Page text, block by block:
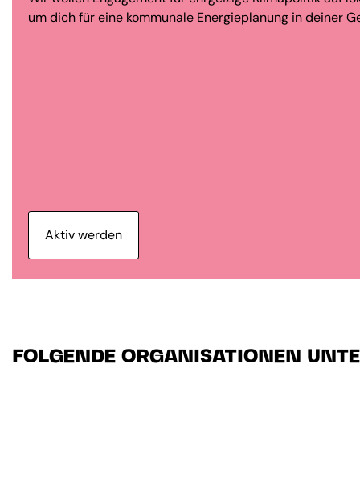
um dich für eine kommunale Energieplanung in deiner
Aktiv werden
FOLGENDE ORGANISATIONEN